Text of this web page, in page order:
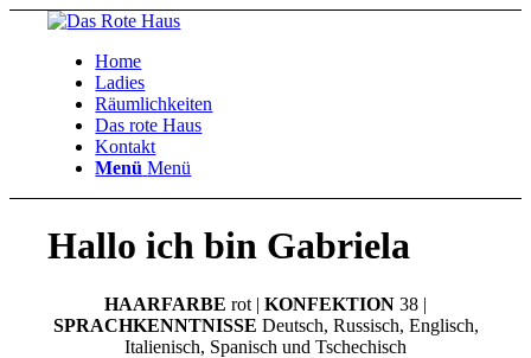
Home
Ladies
Räumlichkeiten
Das rote Haus
Kontakt
Menü Menü
Hallo ich bin Gabriela
HAARFARBE rot | KONFEKTION 38 |
SPRACHKENNTNISSE Deutsch, Russisch, Englisch,
Italienisch, Spanisch und Tschechisch